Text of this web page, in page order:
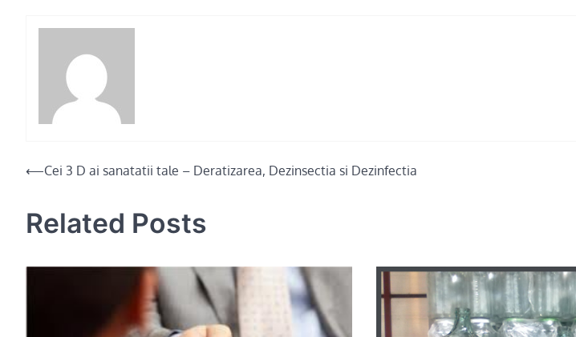
Post
⟵Cei 3 D ai sanatatii tale – Deratizarea, Dezinsectia si Dezinfectia
Related Posts